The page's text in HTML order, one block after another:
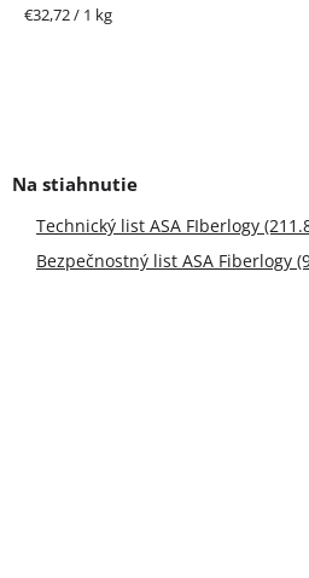
Jednotková
€32,72 / 1 kg
Technický list ASA FIberlogy
Bezpečnostný list ASA Fiberlogy